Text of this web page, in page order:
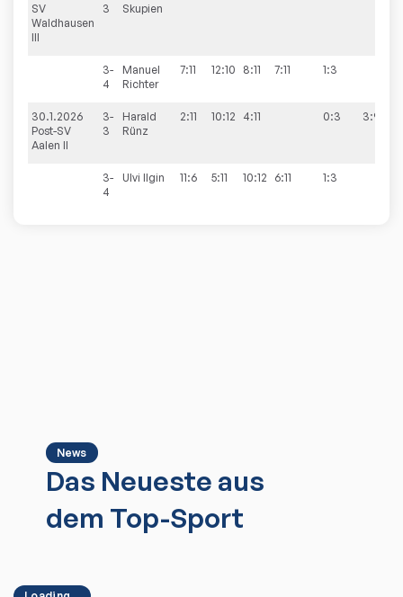
SV
Waldhausen
III
3
Skupien
3-
4
Manuel
Richter
7:11 12:10 8:11 7:11 1:3
30.1.2026
Post-SV
Aalen II
3-
3
Harald
Rünz
2:11 10:12 4:11 0:3 3:9
3-
4
Ulvi Ilgin 11:6 5:11 10:12 6:11 1:3
News
Das Neueste aus
dem Top-Sport